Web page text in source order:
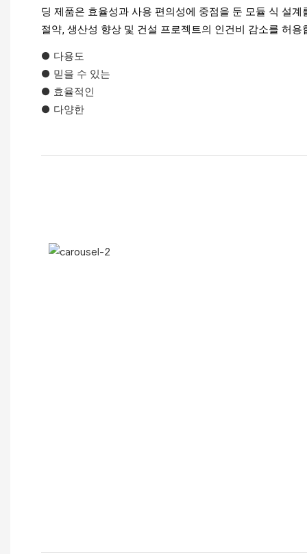
딩 제품은 효율성과 사용 편의성에 중점을 둔 모듈 식 설
절약, 생산성 향상 및 건설 프로젝트의 인건비 감소를 허용
● 다용도
● 믿을 수 있는
● 효율적인
● 다양한